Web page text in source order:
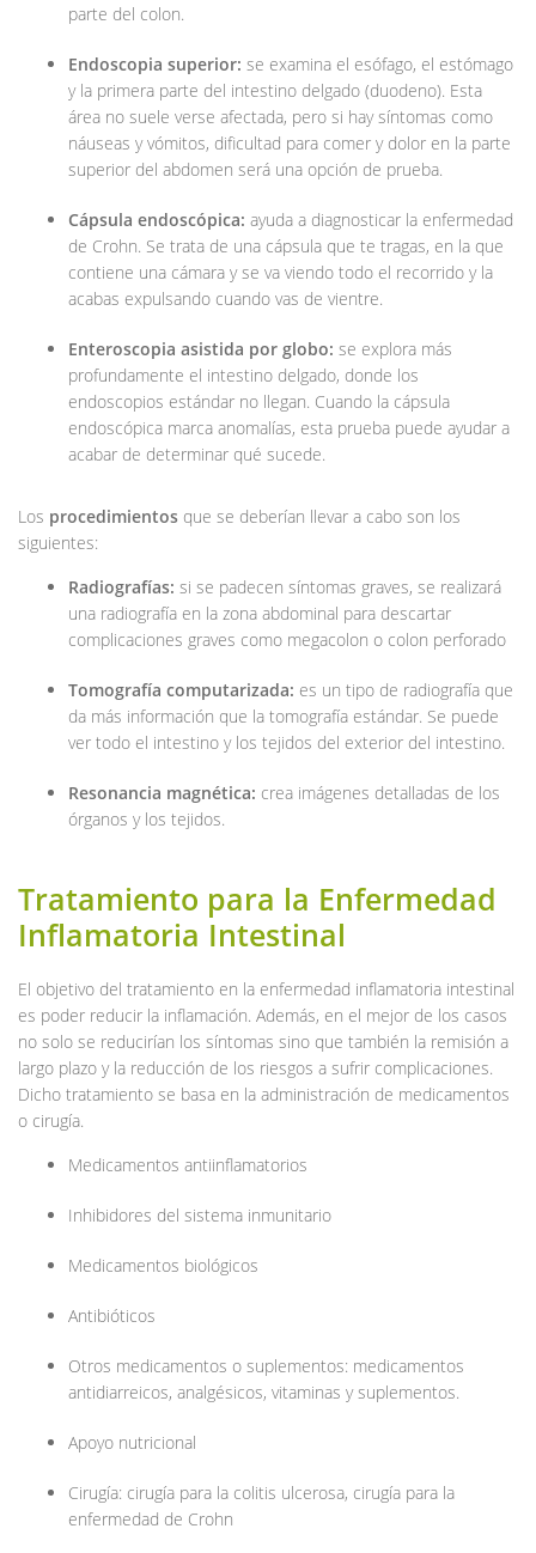
parte del colon.
Endoscopia superior: se examina el esófago, el estómago
y la primera parte del intestino delgado (duodeno). Esta
área no suele verse afectada, pero si hay síntomas como
náuseas y vómitos, dificultad para comer y dolor en la parte
superior del abdomen será una opción de prueba.
Cápsula endoscópica: ayuda a diagnosticar la enfermedad
de Crohn. Se trata de una cápsula que te tragas, en la que
contiene una cámara y se va viendo todo el recorrido y la
acabas expulsando cuando vas de vientre.
Enteroscopia asistida por globo: se explora más
profundamente el intestino delgado, donde los
endoscopios estándar no llegan. Cuando la cápsula
endoscópica marca anomalías, esta prueba puede ayudar a
acabar de determinar qué sucede.
Los procedimientos que se deberían llevar a cabo son los
siguientes:
Radiografías: si se padecen síntomas graves, se realizará
una radiografía en la zona abdominal para descartar
complicaciones graves como megacolon o colon perforado
Tomografía computarizada: es un tipo de radiografía que
da más información que la tomografía estándar. Se puede
ver todo el intestino y los tejidos del exterior del intestino.
Resonancia magnética: crea imágenes detalladas de los
órganos y los tejidos.
Tratamiento para la Enfermedad
Inflamatoria Intestinal
El objetivo del tratamiento en la enfermedad inflamatoria intestinal
es poder reducir la inflamación. Además, en el mejor de los casos
no solo se reducirían los síntomas sino que también la remisión a
largo plazo y la reducción de los riesgos a sufrir complicaciones.
Dicho tratamiento se basa en la administración de medicamentos
o cirugía.
Medicamentos antiinflamatorios
Inhibidores del sistema inmunitario
Medicamentos biológicos
Antibióticos
Otros medicamentos o suplementos: medicamentos
antidiarreicos, analgésicos, vitaminas y suplementos.
Apoyo nutricional
Cirugía: cirugía para la colitis ulcerosa, cirugía para la
enfermedad de Crohn